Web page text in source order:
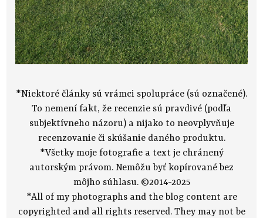
*Niektoré články sú vrámci spolupráce (sú označené).
To nemení fakt, že recenzie sú pravdivé (podľa
subjektívneho názoru) a nijako to neovplyvňuje
recenzovanie či skúšanie daného produktu.
*Všetky moje fotografie a text je chránený
autorským právom. Nemôžu byť kopírované bez
môjho súhlasu. ©2014-2025
*All of my photographs and the blog content are
copyrighted and all rights reserved. They may not be